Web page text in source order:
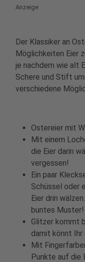
Anzeige
Der Klassiker an
Möglichkeiten Eier
je nachdem wie alt
Schere und Stift
verschiedene
Ostereier mit
Mit einem
die Eier darin
vergessen!
Ein paar
Schüssel oder
Eier drin
buntes Muster!
Glitzer kommt
damit könnt Ihr
Mit
Punkte auf die